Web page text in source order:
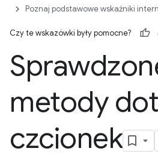
Poznaj podstawowe wskaźniki
Czy te wskazówki były pomocne?
metody
czcionek